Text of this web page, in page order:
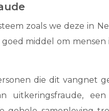
zoals we deze in
middel om
die dit vangnet
uitkeringsfraude,